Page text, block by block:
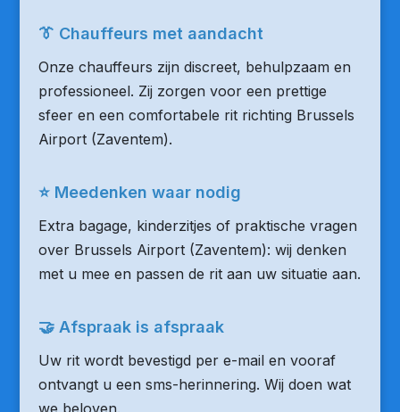
👔 Chauffeurs met aandacht
Onze chauffeurs zijn discreet, behulpzaam en
professioneel. Zij zorgen voor een prettige
sfeer en een comfortabele rit richting Brussels
Airport (Zaventem).
⭐ Meedenken waar nodig
Extra bagage, kinderzitjes of praktische vragen
over Brussels Airport (Zaventem): wij denken
met u mee en passen de rit aan uw situatie aan.
🤝 Afspraak is afspraak
Uw rit wordt bevestigd per e-mail en vooraf
ontvangt u een sms-herinnering. Wij doen wat
we beloven.